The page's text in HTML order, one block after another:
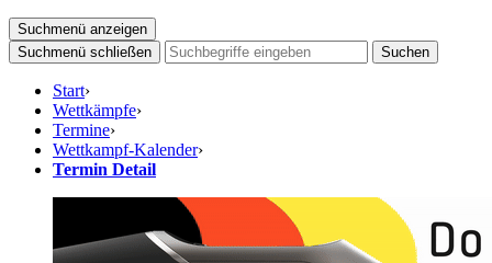
Suchmenü anzeigen
Suchmenü schließen
Suchen
Start›
Wettkämpfe›
Termine›
Wettkampf-Kalender›
Termin Detail